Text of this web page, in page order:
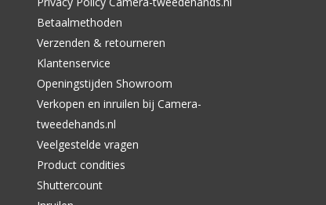
Betaalmethoden
Verzenden & retourneren
Klantenservice
Openingstijden Showroom
Verkopen en inruilen bij Camera-
tweedehands.nl
Veelgestelde vragen
Product condities
Shuttercount